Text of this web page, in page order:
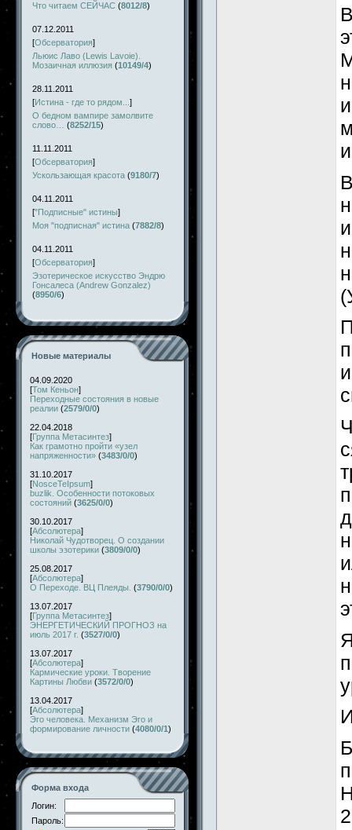
Что читаем СЕЙЧАС (8012/8)
07.12.2011
[Обсерватория]
Льюис Лаво (Lewis Lavoie).
Мозаичная иллюзия (10149/4)
28.11.2011
[Истина - где то рядом... ]
О бедном вампире замолвите
слово…
(8252/15)
11.11.2011
[Обсерватория]
Ускользающая красота (9180/7)
04.11.2011
["Подписные" истины]
Моя "подписная" истина (7882/8)
04.11.2011
[Обсерватория]
Эзотерическое искусство Эндрю
Гонсалеса (Andrew Gonzalez)
(8950/6)
Новые материалы
04.09.2020
[Том Кеньон]
Переходные состояния в новые
реалии (2579/0/0)
22.04.2018
[Группа Метасинтез]
Как грамотно пройти «узел
напряженности» (3483/0/0)
31.10.2017
[NosceTeIpsum]
buzlik. Особенности потоковых
состояний (3625/0/0)
30.10.2017
[Абсолютера]
Николай Чудотворец. О создании
школы эзотерики (3809/0/0)
25.08.2017
[Абсолютера]
О Переходе. ВЦ Плеяды. (3790/0/0)
13.07.2017
[Группа Метасинтез]
ЭНЕРГЕТИЧЕСКИЙ ПРОГНОЗ на
июль 2017 г. (3527/0/0)
13.07.2017
[Абсолютера]
Кармические уроки. Творение
Картины Любви (3572/0/0)
13.04.2017
[Абсолютера]
Эго человека. Механизм Эго и
формирование личности (4080/0/1)
Форма входа
Логин:
Пароль: